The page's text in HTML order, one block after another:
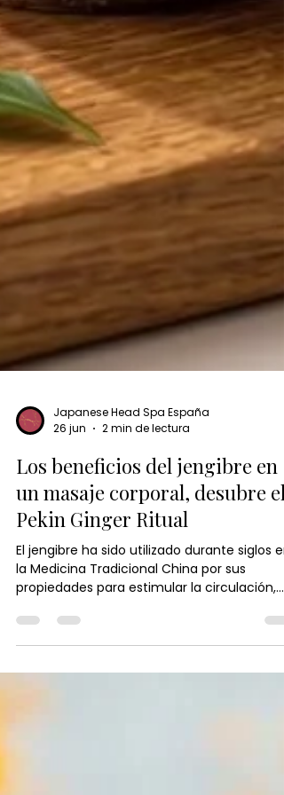
Japanese Head Spa España
2 min de lectura
Los beneficios del jengibre en
un masaje corporal, desubre el
Pekin Ginger Ritual
la Medicina Tradicional China por sus
propiedades para estimular la circulación,